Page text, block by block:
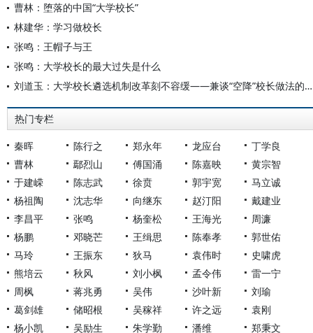
曹林：堕落的中国“大学校长”
林建华：学习做校长
张鸣：王帽子与王
张鸣：大学校长的最大过失是什么
刘道玉：大学校长遴选机制改革刻不容缓——兼谈“空降”校长做法的弊端
热门专栏
秦晖 陈行之 郑永年 龙应台
丁学良
曹林
鄢烈山 傅国涌 陈嘉映
黄宗智
于建嵘
陈志武 徐贲 郭宇宽
马立诚
杨祖陶
沈志华 向继东 赵汀阳
戴建业
李昌平
张鸣 杨奎松 王海光
周濂
杨鹏
邓晓芒 王缉思 陈奉孝
郭世佑
马玲
王振东 狄马 袁伟时
史啸虎
熊培云
秋风 刘小枫 孟令伟
雷一宁
周枫
蒋兆勇 吴伟 沙叶新
刘瑜
葛剑雄
储昭根 吴稼祥 许之远
袁刚
杨小凯
吴励生 朱学勤 潘维 郑秉文